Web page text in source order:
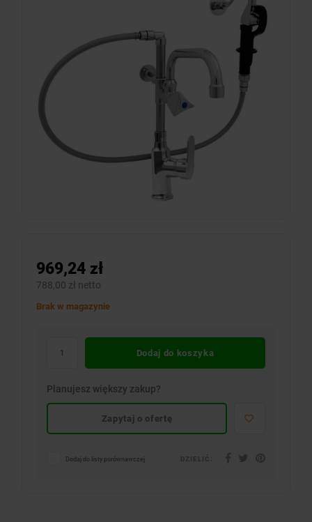
969,24 zł
788,00 zł netto
Brak w magazynie
Dodaj do koszyka
Planujesz większy zakup?
Zapytaj o ofertę
Dodaj do listy porównawczej